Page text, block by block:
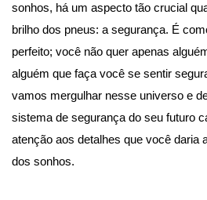
sonhos, há um aspecto tão crucial
brilho dos pneus: a segurança. É
perfeito; você não quer apenas
alguém que faça você se sentir
vamos mergulhar nesse universo e
sistema de segurança do seu futuro
atenção aos detalhes que você daria
dos sonhos.